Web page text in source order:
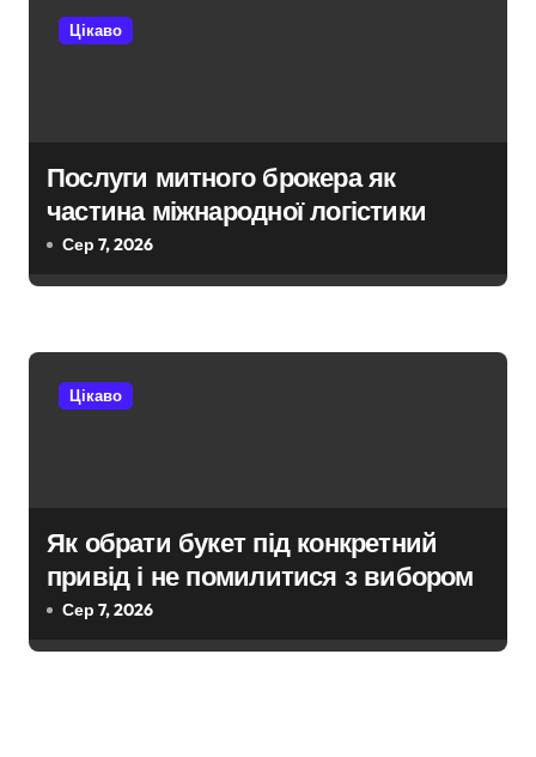
Цікаво
Послуги митного брокера як
частина міжнародної логістики
Сер 7, 2026
Цікаво
Як обрати букет під конкретний
привід і не помилитися з вибором
Сер 7, 2026